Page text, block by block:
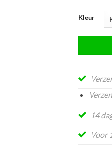
BSO,
etc.
friemel
Kleur
14
Voor